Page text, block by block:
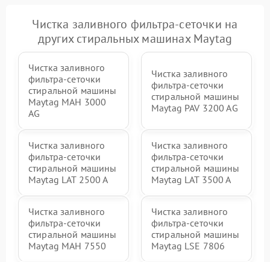
Чистка заливного фильтра-сеточки на
других стиральных машинах Maytag
Чистка заливного
фильтра-сеточки
стиральной машины
Maytag MAH 3000
AG
Чистка заливного
фильтра-сеточки
стиральной машины
Maytag PAV 3200 AG
Чистка заливного
фильтра-сеточки
стиральной машины
Maytag LAT 2500 A
Чистка заливного
фильтра-сеточки
стиральной машины
Maytag LAT 3500 A
Чистка заливного
фильтра-сеточки
стиральной машины
Maytag MAH 7550
Чистка заливного
фильтра-сеточки
стиральной машины
Maytag LSE 7806